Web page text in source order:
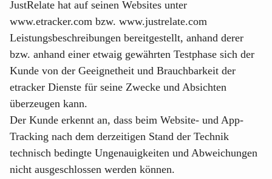
JustRelate hat auf seinen Websites unter
www.etracker.com bzw. www.justrelate.com
Leistungsbeschreibungen bereitgestellt, anhand derer
bzw. anhand einer etwaig gewährten Testphase sich der
Kunde von der Geeignetheit und Brauchbarkeit der
etracker Dienste für seine Zwecke und Absichten
überzeugen kann.
Der Kunde erkennt an, dass beim Website- und App-
Tracking nach dem derzeitigen Stand der Technik
technisch bedingte Ungenauigkeiten und Abweichungen
nicht ausgeschlossen werden können.